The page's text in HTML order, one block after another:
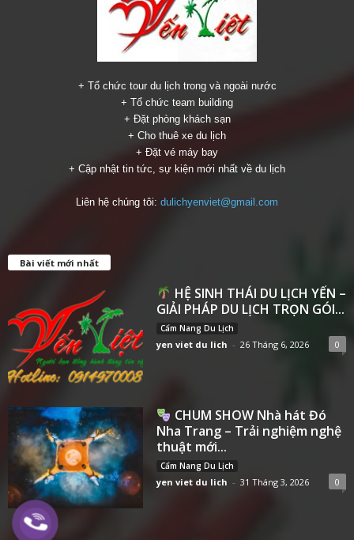
+ Tổ chức tour du lịch trong và ngoài nước
+ Tổ chức team building
+ Đặt phòng khách sạn
+ Cho thuê xe du lịch
+ Đặt vé máy bay
+ Cập nhật tin tức, sự kiện mới nhất về du lịch
Liên hệ chúng tôi: dulichyenviet@gmail.com
Bài viết mới nhất
HỆ SINH THÁI DU LỊCH YẾN –
GIẢI PHÁP DU LỊCH TRỌN GÓI...
Cẩm Nang Du Lịch
yen viet du lich - 26 Tháng 6, 2026 0
CHUM SHOW Nhà hát Đó
Nha Trang – Trải nghiệm nghệ
thuật mới...
Cẩm Nang Du Lịch
yen viet du lich - 31 Tháng 3, 2026 0